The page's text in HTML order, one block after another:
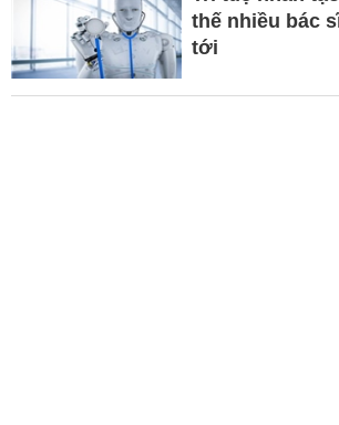
thế nhiều bác
tới